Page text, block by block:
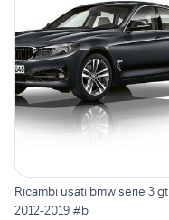
Ricambi usati bmw serie 3 gt
2012-2019 #b